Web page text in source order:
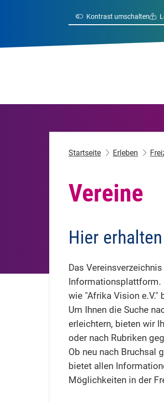
Kontrast umschalten
Startseite Erleben
Vereine
Hier
Das
Informationsplattform.
wie "Afrika Vision e.V."
Um Ihnen die Suche
erleichtern, bieten wir
oder nach Rubriken
Ob neu nach Bruchsal
bietet allen
Möglichkeiten in der